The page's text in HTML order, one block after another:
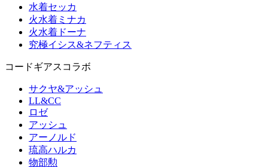
水着セッカ
火水着ミナカ
火水着ドーナ
究極イシス&ネフティス
コードギアスコラボ
サクヤ&アッシュ
LL&CC
ロゼ
アッシュ
アーノルド
琉高ハルカ
物部勲